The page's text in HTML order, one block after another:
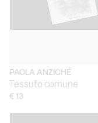
PAOLA ANZICHÉ
Tessuto comune
€ 13